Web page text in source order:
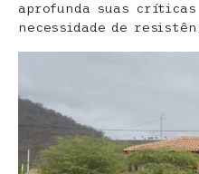
aprofunda suas
necessidade de